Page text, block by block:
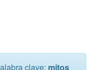
clave: mitos